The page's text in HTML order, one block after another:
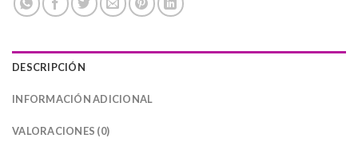
DESCRIPCIÓN
INFORMACIÓN ADICIONAL
VALORACIONES (0)